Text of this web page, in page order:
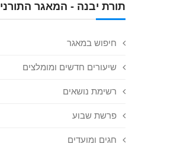
תורת יבנה - המאגר התורני
חיפוש במאגר
שיעורים חדשים ומומלצים
רשימת נושאים
פרשת שבוע
חגים ומועדים